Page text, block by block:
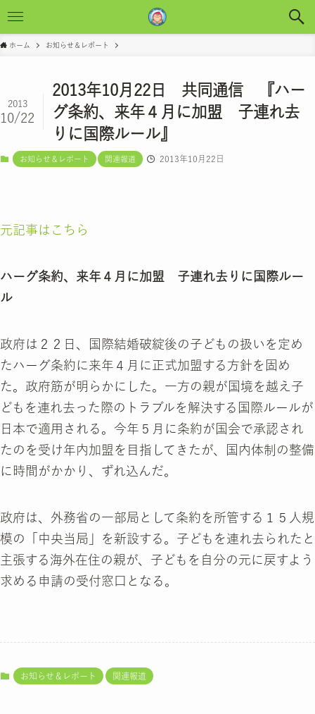
ホーム お知らせ＆レポート
2013年10月22日 共同通信 『ハー
グ条約、来年４月に加盟 子連れ去
りに国際ルール』
2013
10/22
お知らせ＆レポート 関連報道 2013年10月22日
元記事はこちら
ハーグ条約、来年４月に加盟 子連れ去りに国際ルー
ル
政府は２２日、国際結婚破綻後の子どもの扱いを定め
たハーグ条約に来年４月に正式加盟する方針を固め
た。政府筋が明らかにした。一方の親が国境を越え子
どもを連れ去った際のトラブルを解決する国際ルールが
日本で適用される。今年５月に条約が国会で承認され
たのを受け年内加盟を目指してきたが、国内体制の整備
に時間がかかり、ずれ込んだ。
政府は、外務省の一部局として条約を所管する１５人規
模の「中央当局」を新設する。子どもを連れ去られたと
主張する海外在住の親が、子どもを自分の元に戻すよう
求める申請の受付窓口となる。
お知らせ＆レポート 関連報道